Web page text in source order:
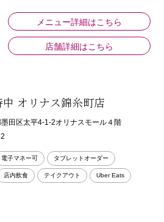
メニュー詳細はこちら
店舗詳細はこちら
オリナス錦糸町店
田区太平4-1-2オリナスモール４階
電子マネー可 タブレットオーダー
店内飲食 テイクアウト Uber Eats